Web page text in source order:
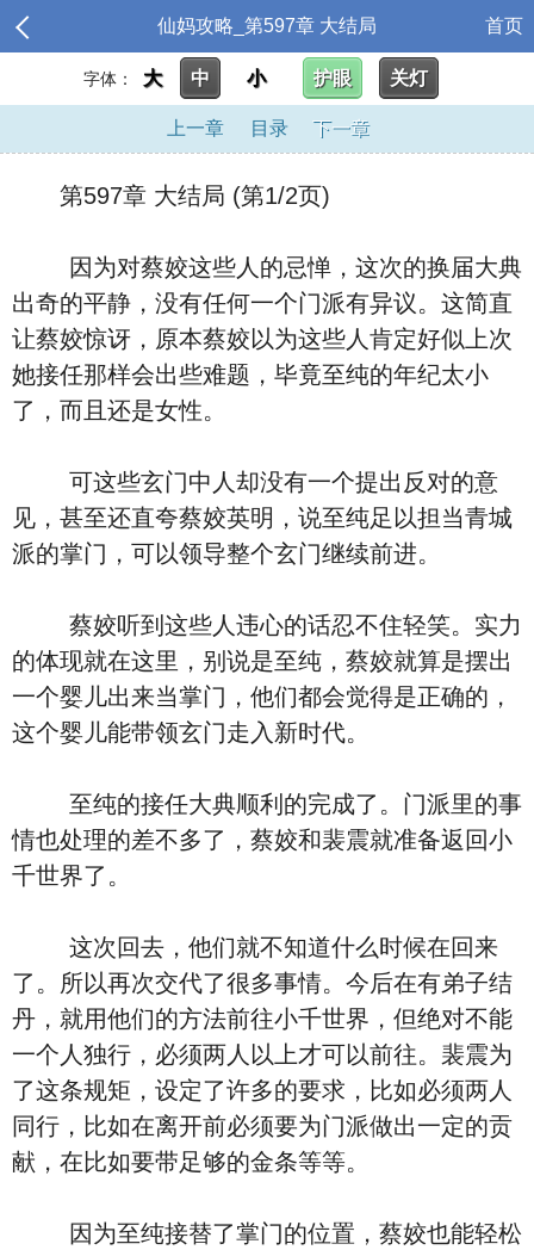
仙妈攻略_第597章 大结局 首页
字体： 大 中 小 护眼 关灯
上一章 目录 下一章
第597章 大结局 (第1/2页)
因为对蔡姣这些人的忌惮，这次的换届大典
出奇的平静，没有任何一个门派有异议。这简直
让蔡姣惊讶，原本蔡姣以为这些人肯定好似上次
她接任那样会出些难题，毕竟至纯的年纪太小
了，而且还是女性。
可这些玄门中人却没有一个提出反对的意
见，甚至还直夸蔡姣英明，说至纯足以担当青城
派的掌门，可以领导整个玄门继续前进。
蔡姣听到这些人违心的话忍不住轻笑。实力
的体现就在这里，别说是至纯，蔡姣就算是摆出
一个婴儿出来当掌门，他们都会觉得是正确的，
这个婴儿能带领玄门走入新时代。
至纯的接任大典顺利的完成了。门派里的事
情也处理的差不多了，蔡姣和裴震就准备返回小
千世界了。
这次回去，他们就不知道什么时候在回来
了。所以再次交代了很多事情。今后在有弟子结
丹，就用他们的方法前往小千世界，但绝对不能
一个人独行，必须两人以上才可以前往。裴震为
了这条规矩，设定了许多的要求，比如必须两人
同行，比如在离开前必须要为门派做出一定的贡
献，在比如要带足够的金条等等。
因为至纯接替了掌门的位置，蔡姣也能轻松